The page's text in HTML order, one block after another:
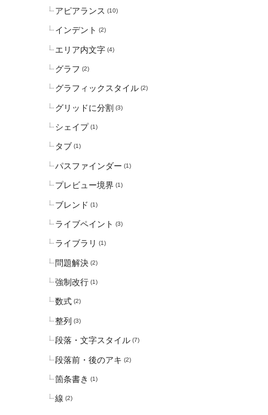
アピアランス (10)
インデント (2)
エリア内文字 (4)
グラフ (2)
グラフィックスタイル (2)
グリッドに分割 (3)
シェイプ (1)
タブ (1)
パスファインダー (1)
プレビュー境界 (1)
ブレンド (1)
ライブペイント (3)
ライブラリ (1)
問題解決 (2)
強制改行 (1)
数式 (2)
整列 (3)
段落・文字スタイル (7)
段落前・後のアキ (2)
箇条書き (1)
線 (2)